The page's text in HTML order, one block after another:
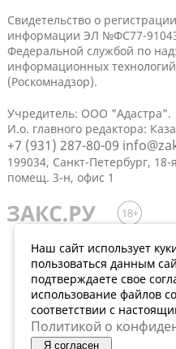
Свидетельство о
информации ЭЛ №ФС77-
Федеральной службой по
информационных
(Роскомнадзор).
Учредитель: ООО "Адастра".
И.о. главного редактора:
+7 (931) 287-80-09
199034, Санкт-Петербург,
помещ. 3-н, офис 1
Наш сайт использует
пользоваться данным
подтверждаете свое
использование файлов
соответствии с
Политикой о
Я согласен